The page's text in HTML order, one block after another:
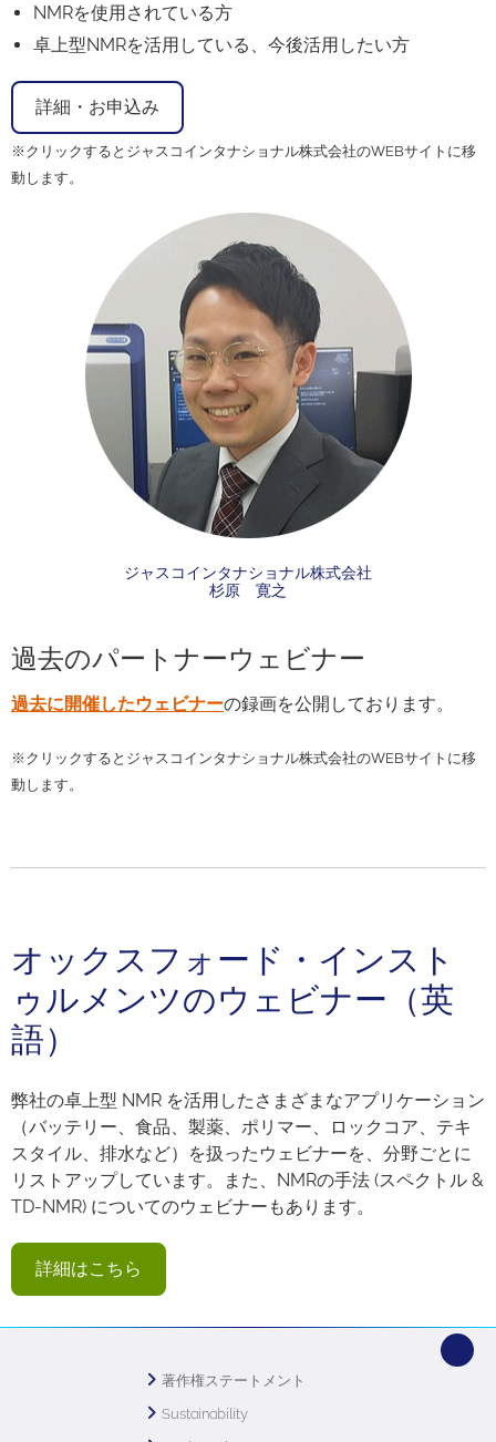
NMRを使用されている方
卓上型NMRを活用している、今後活用したい方
詳細・お申込み
※クリックするとジャスコインタナショナル株式会社のWEBサイトに移
動します。
ジャスコインタナショナル株式会社
杉原 寛之
過去のパートナーウェビナー
過去に開催したウェビナーの録画を公開しております。
※クリックするとジャスコインタナショナル株式会社のWEBサイトに移
動します。
オックスフォード・インスト
ゥルメンツのウェビナー（英
語）
弊社の卓上型 NMR を活用したさまざまなアプリケーション
（バッテリー、食品、製薬、ポリマー、ロックコア、テキ
スタイル、排水など）を扱ったウェビナーを、分野ごとに
リストアップしています。また、NMRの手法 (スペクトル &
TD-NMR) についてのウェビナーもあります。
詳細はこちら
著作権ステートメント
Sustainability